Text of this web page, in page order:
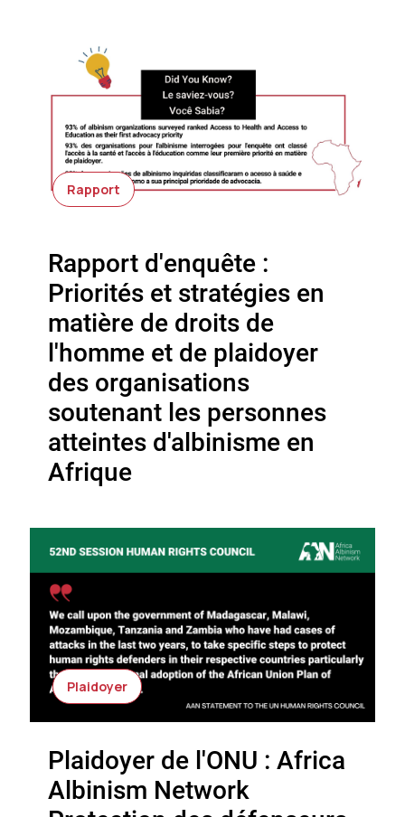
Rapport
Rapport d'enquête :
Priorités et stratégies en
matière de droits de
l'homme et de plaidoyer
des organisations
soutenant les personnes
atteintes d'albinisme en
Afrique
Plaidoyer
Plaidoyer de l'ONU : Africa
Albinism Network